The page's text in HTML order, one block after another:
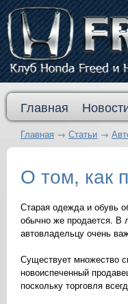
Главная
Главная → Статьи →
О том, как
Старая одежда и обувь
обычно же продается. В
автовладельцу очень
Существует множество
новоиспеченный
поскольку торговля